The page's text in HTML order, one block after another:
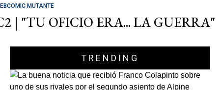
MUTANTE
| "TU OFICIO ERA... LA GUERRA"
TRENDING